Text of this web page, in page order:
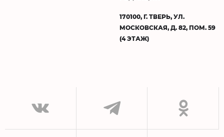
170100, Г. ТВЕРЬ, УЛ.
МОСКОВСКАЯ, Д. 82, ПОМ. 59
(4 ЭТАЖ)